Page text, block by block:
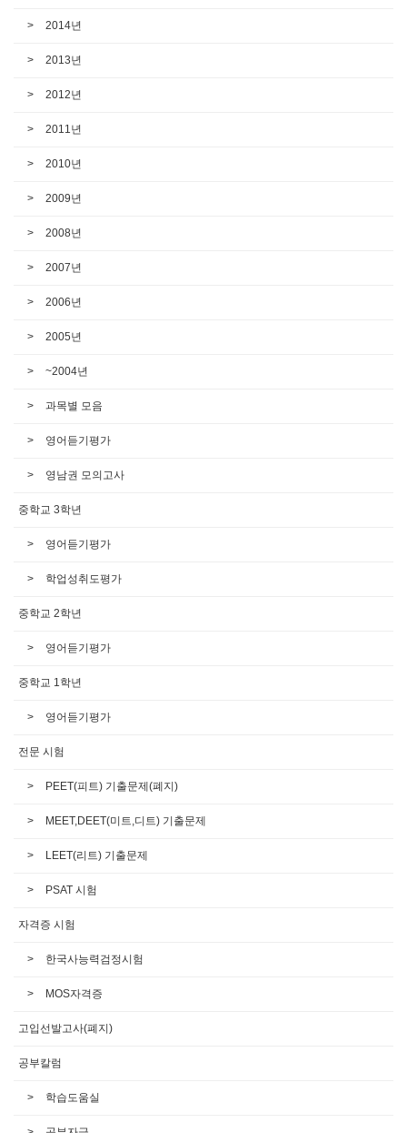
2014년
2013년
2012년
2011년
2010년
2009년
2008년
2007년
2006년
2005년
~2004년
과목별 모음
영어듣기평가
영남권 모의고사
중학교 3학년
영어듣기평가
학업성취도평가
중학교 2학년
영어듣기평가
중학교 1학년
영어듣기평가
전문 시험
PEET(피트) 기출문제(폐지)
MEET,DEET(미트,디트) 기출문제
LEET(리트) 기출문제
PSAT 시험
자격증 시험
한국사능력검정시험
MOS자격증
고입선발고사(폐지)
공부칼럼
학습도움실